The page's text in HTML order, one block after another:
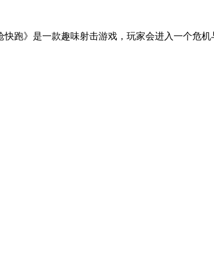
一款趣味射击游戏，玩家会进入一个危机与机遇